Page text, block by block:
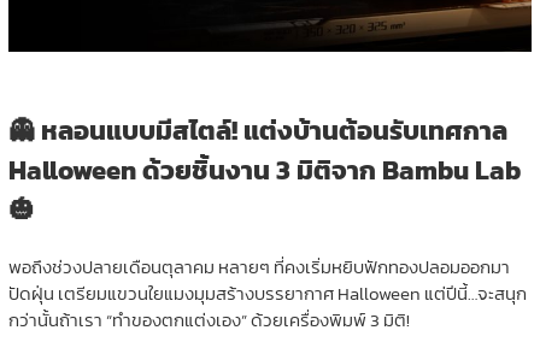
👻 หลอนแบบมีสไตล์! แต่งบ้านต้อนรับเทศกาล
Halloween ด้วยชิ้นงาน 3 มิติจาก Bambu Lab
🎃
พอถึงช่วงปลายเดือนตุลาคม หลายๆ ที่คงเริ่มหยิบฟักทองปลอมออกมา
ปัดฝุ่น เตรียมแขวนใยแมงมุมสร้างบรรยากาศ Halloween แต่ปีนี้…จะสนุก
กว่านั้นถ้าเรา “ทำของตกแต่งเอง” ด้วยเครื่องพิมพ์ 3 มิติ!